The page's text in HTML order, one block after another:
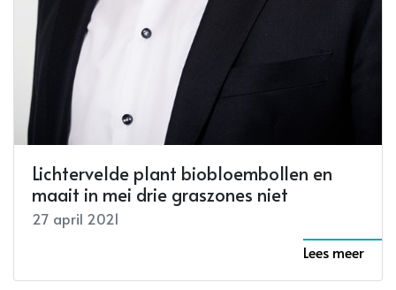
Lichtervelde plant biobloembollen en
maait in mei drie graszones niet
27 april 2021
Lees meer